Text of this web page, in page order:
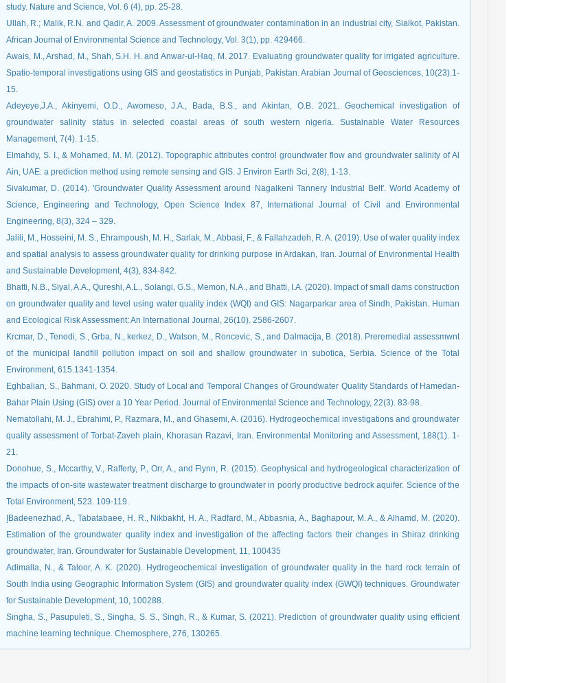
study. Nature and Science, Vol. 6 (4), pp. 25-28.
Ullah, R.; Malik, R.N. and Qadir, A. 2009. Assessment of groundwater contamination in an industrial city, Sialkot, Pakistan.
African Journal of Environmental Science and Technology, Vol. 3(1), pp. 429466.
Awais, M., Arshad, M., Shah, S.H. H. and Anwar-ul-Haq, M. 2017. Evaluating groundwater quality for irrigated agriculture.
Spatio-temporal investigations using GIS and geostatistics in Punjab, Pakistan. Arabian Journal of Geosciences, 10(23).1-
15.
Adeyeye,J.A., Akinyemi, O.D., Awomeso, J.A., Bada, B.S., and Akintan, O.B. 2021. Geochemical investigation of
groundwater salinity status in selected coastal areas of south western nigeria. Sustainable Water Resources
Management, 7(4). 1-15.
Elmahdy, S. I., & Mohamed, M. M. (2012). Topographic attributes control groundwater flow and groundwater salinity of Al
Sivakumar, D. (2014). 'Groundwater Quality Assessment around Nagalkeni Tannery Industrial Belt'. World Academy of
Science, Engineering and Technology, Open Science Index 87, International Journal of Civil and Environmental
Engineering, 8(3), 324 – 329.
Jalili, M., Hosseini, M. S., Ehrampoush, M. H., Sarlak, M., Abbasi, F., & Fallahzadeh, R. A. (2019). Use of water quality index
and spatial analysis to assess groundwater quality for drinking purpose in Ardakan, Iran. Journal of Environmental Health
Bhatti, N.B., Siyal, A.A., Qureshi, A.L., Solangi, G.S., Memon, N.A., and Bhatti, I.A. (2020). Impact of small dams construction
on groundwater quality and level using water quality index (WQI) and GIS: Nagarparkar area of Sindh, Pakistan. Human
and Ecological Risk Assessment: An International Journal, 26(10). 2586-2607.
Krcmar, D., Tenodi, S., Grba, N., kerkez, D., Watson, M., Roncevic, S., and Dalmacija, B. (2018). Preremedial assessmwnt
of the municipal landfill pollution impact on soil and shallow groundwater in subotica, Serbia. Science of the Total
Environment, 615.1341-1354.
Eghbalian, S., Bahmani, O. 2020. Study of Local and Temporal Changes of Groundwater Quality Standards of Hamedan-
Bahar Plain Using (GIS) over a 10 Year Period. Journal of Environmental Science and Technology, 22(3). 83-98.
Nematollahi, M. J., Ebrahimi, P., Razmara, M., and Ghasemi, A. (2016). Hydrogeochemical investigations and groundwater
quality assessment of Torbat-Zaveh plain, Khorasan Razavi, Iran. Environmental Monitoring and Assessment, 188(1). 1-
21.
Donohue, S., Mccarthy, V., Rafferty, P., Orr, A., and Flynn, R. (2015). Geophysical and hydrogeological characterization of
the impacts of on-site wastewater treatment discharge to groundwater in poorly productive bedrock aquifer. Science of the
Total Environment, 523. 109-119.
Estimation of the groundwater quality index and investigation of the affecting factors their changes in Shiraz drinking
groundwater, Iran. Groundwater for Sustainable Development, 11, 100435
Adimalla, N., & Taloor, A. K. (2020). Hydrogeochemical investigation of groundwater quality in the hard rock terrain of
South India using Geographic Information System (GIS) and groundwater quality index (GWQI) techniques. Groundwater
Singha, S., Pasupuleti, S., Singha, S. S., Singh, R., & Kumar, S. (2021). Prediction of groundwater quality using efficient